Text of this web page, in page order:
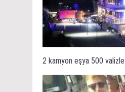
2 kamyon eşya 500